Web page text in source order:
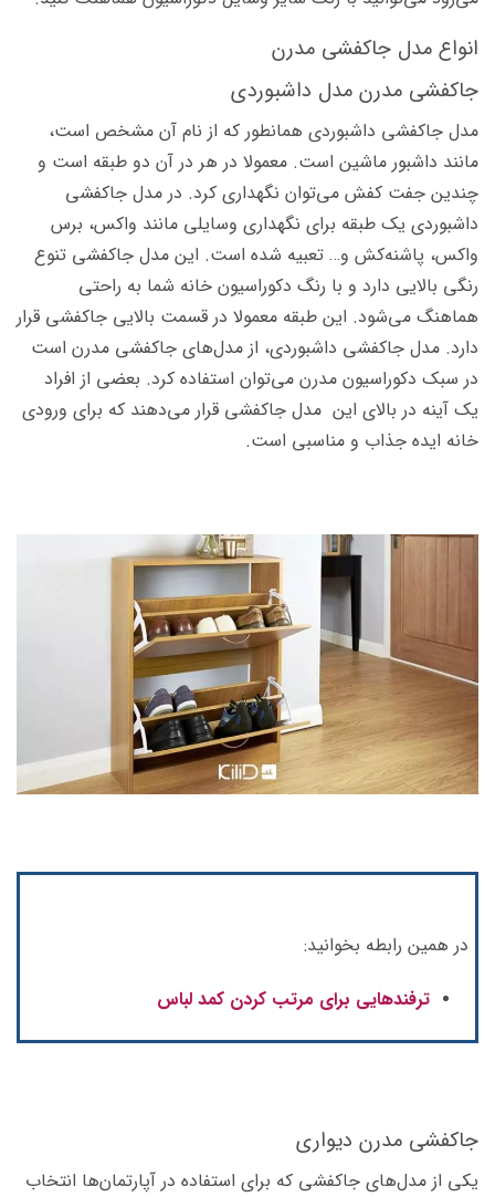
انواع مدل جاکفشی مدرن
جاکفشی مدرن مدل داشبوردی
مدل جاکفشی داشبوردی همانطور که از نام آن مشخص است،
مانند داشبور ماشین است. معمولا در هر در آن دو طبقه است و
چندین جفت کفش می‌‌توان نگهداری کرد. در مدل جاکفشی
داشبوردی یک طبقه برای نگهداری وسایلی مانند واکس، برس
واکس، پاشنه‌کش و… تعبیه شده است. این مدل جاکفشی تنوع
رنگی بالایی دارد و با رنگ دکوراسیون خانه شما به راحتی
هماهنگ می‌شود. این طبقه معمولا در قسمت بالایی جاکفشی قرار
دارد. مدل جاکفشی داشبوردی، از مدل‌های جاکفشی مدرن است
در سبک دکوراسیون مدرن می‌توان استفاده کرد. بعضی از افراد
یک آینه در بالای این مدل جاکفشی قرار می‌دهند که برای ورودی
خانه ایده جذاب و مناسبی است.
در همین رابطه بخوانید:
ترفندهایی برای مرتب کردن کمد لباس
جاکفشی مدرن دیواری
یکی از مدل‌های جاکفشی که برای استفاده در آپارتمان‌ها انتخاب